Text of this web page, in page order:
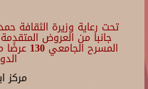
تحت رعاية وزيرة
جانبا من العروض
المسرح
مركز